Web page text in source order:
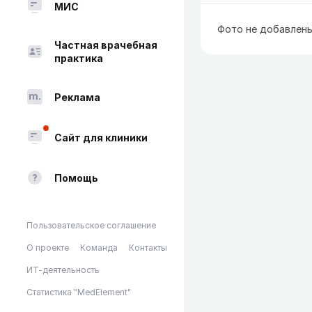
МИС
Частная врачебная
практика
Реклама
Сайт для клиники
Помощь
Пользовательское соглашение
О проекте Команда Контакты
ИТ-деятельность
Статистика "MedElement"
Фото не